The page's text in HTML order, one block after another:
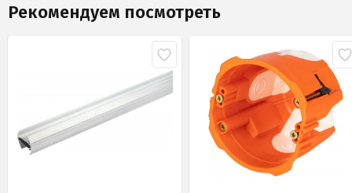
Рекомендуем посмотреть